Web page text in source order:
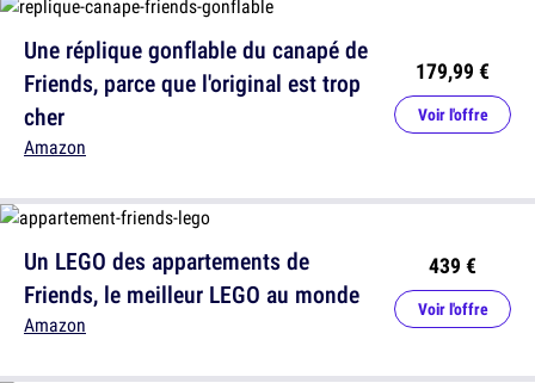
Une réplique gonflable du canapé de
Friends, parce que l'original est trop
cher
Amazon
179,99 €
Voir l'offre
Un LEGO des appartements de
Friends, le meilleur LEGO au monde
Amazon
439 €
Voir l'offre